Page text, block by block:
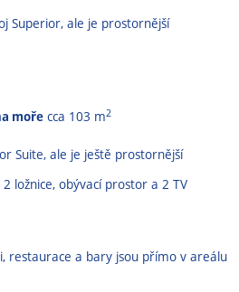
Superior, ale je prostornější
moře cca 103 m2
Suite, ale je ještě prostornější
ložnice, obývací prostor a 2 TV
restaurace a bary jsou přímo v areálu